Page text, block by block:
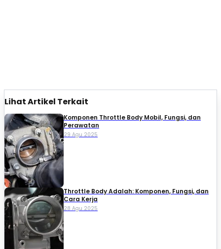
Lihat Artikel Terkait
Komponen Throttle Body Mobil, Fungsi, dan
Perawatan
29 Agu 2025
Throttle Body Adalah: Komponen, Fungsi, dan
Cara Kerja
28 Agu 2025